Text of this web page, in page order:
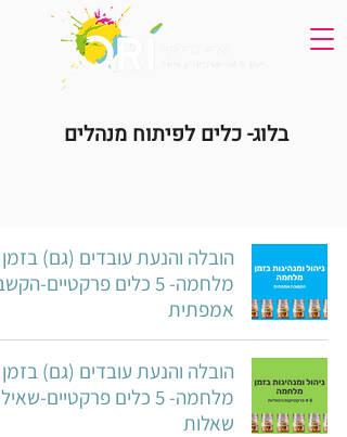
בלוג- כלים לפיתוח מנהלים
הובלה והנעת עובדים (גם) בזמן
מלחמה- 5 כלים פרקטיים-
אמפתית
הובלה והנעת עובדים (גם) בזמן
מלחמה- 5 כלים פרקטיים-
שאלות